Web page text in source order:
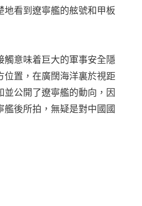
地看到遼寧艦的舷號和甲板
觸意味着巨大的軍事安全隱
位置，在廣闊海洋裏於視距
公開了遼寧艦的動向，因
後所拍，無疑是對中國國